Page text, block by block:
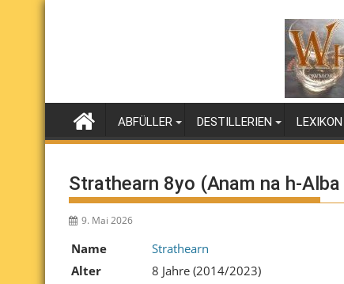
Skip
ABFÜLLER DESTILLERIEN LEXIKON
Strathearn 8yo (Anam na h-
9. Mai 2026
Name
Strathearn
Alter
8 Jahre (2014/2023)